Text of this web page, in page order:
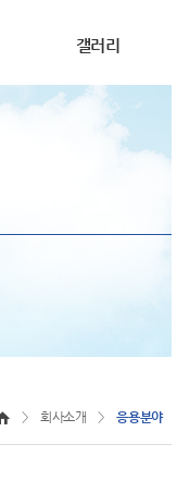
갤러리
> 회사소개 > 응용분야